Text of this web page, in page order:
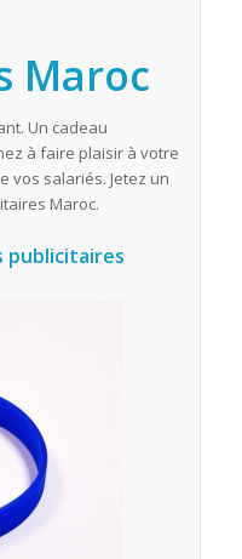
Maroc
Un cadeau
à faire plaisir à votre
vos salariés. Jetez un
Maroc.
publicitaires